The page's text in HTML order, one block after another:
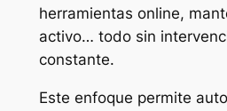
herramientas online,
activo… todo sin
constante.
Este enfoque permite